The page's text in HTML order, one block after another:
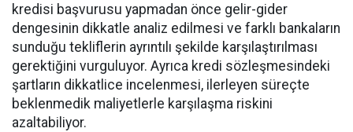
kredisi başvurusu yapmadan önce gelir-gider
dengesinin dikkatle analiz edilmesi ve farklı bankaların
sunduğu tekliflerin ayrıntılı şekilde karşılaştırılması
gerektiğini vurguluyor. Ayrıca kredi sözleşmesindeki
şartların dikkatlice incelenmesi, ilerleyen süreçte
beklenmedik maliyetlerle karşılaşma riskini
azaltabiliyor.